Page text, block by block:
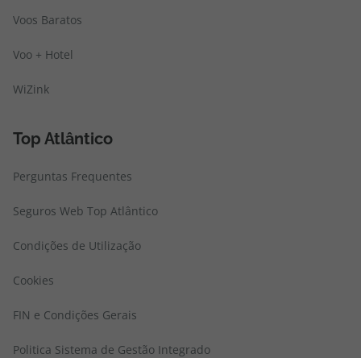
Voos Baratos
Voo + Hotel
WiZink
Top Atlântico
Perguntas Frequentes
Seguros Web Top Atlântico
Condições de Utilização
Cookies
FIN e Condições Gerais
Politica Sistema de Gestão Integrado